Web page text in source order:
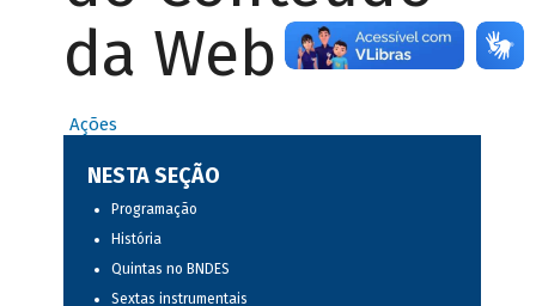
da Web
Ações
NESTA SEÇÃO
Programação
História
Quintas no BNDES
Sextas instrumentais